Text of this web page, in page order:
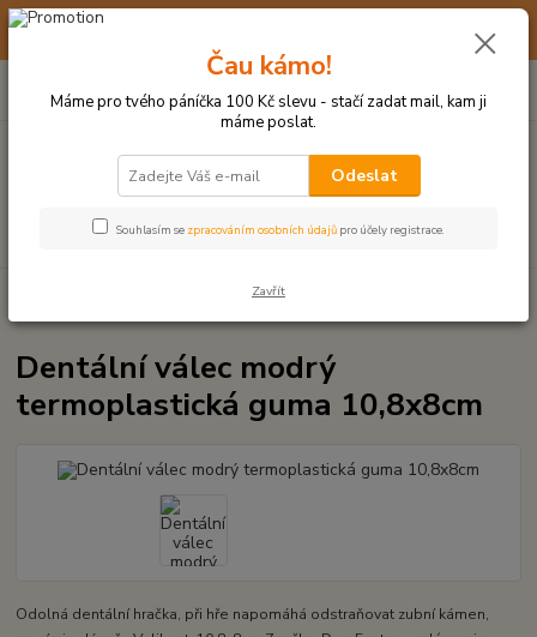
☀️ 10. - 14. SRPNA 2026 MÁME DOVOLENOU ☀️ OBJEDNÁVKY
Hledat
po–pá: 9–17 hod.
za0 Kč
HRAČKY Z TVRDÉ GUMY, PLASTU
Dentální válec modrý
termoplastická guma 10,8x8cm
Odolná dentální hračka, při hře napomáhá odstraňovat zubní kámen,
Čau kámo!
Máme pro tvého páníčka 100 Kč slevu - stačí zadat mail, kam ji
máme poslat.
Odeslat
Souhlasím se zpracováním osobních údajů pro účely registrace.
Zavřít